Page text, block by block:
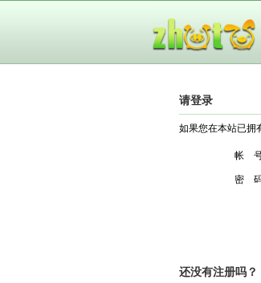
请登录
如果您在本站已拥
帐
密
还没有注册吗？